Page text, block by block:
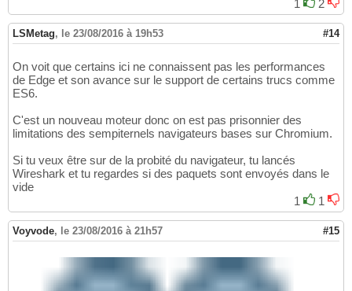
1 2
LSMetag, le 23/08/2016 à 19h53 #14
On voit que certains ici ne connaissent pas les performances
de Edge et son avance sur le support de certains trucs comme
ES6.
C'est un nouveau moteur donc on est pas prisonnier des
limitations des sempiternels navigateurs bases sur Chromium.
Si tu veux être sur de la probité du navigateur, tu lancés
Wireshark et tu regardes si des paquets sont envoyés dans le
vide
1
1
Voyvode, le 23/08/2016 à 21h57 #15